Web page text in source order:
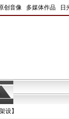
创音像 多媒体作品 日
设】